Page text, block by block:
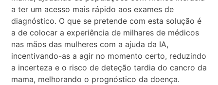
a ter um acesso mais rápido aos exames de
diagnóstico. O que se pretende com esta solução é
a de colocar a experiência de milhares de médicos
nas mãos das mulheres com a ajuda da IA,
incentivando-as a agir no momento certo, reduzindo
a incerteza e o risco de deteção tardia do cancro da
mama, melhorando o prognóstico da doença.